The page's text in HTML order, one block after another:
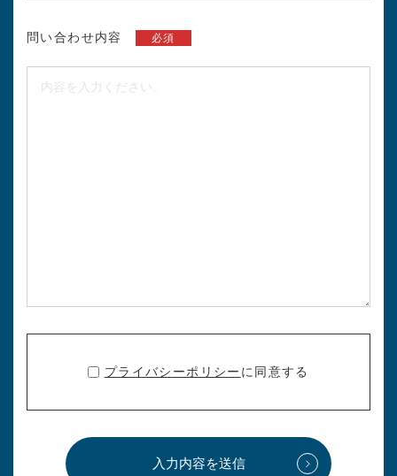
問い合わせ内容 必須
プライバシーポリシー に同意する
入力内容を送信